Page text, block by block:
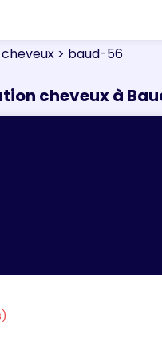
> baud-56
cheveux à